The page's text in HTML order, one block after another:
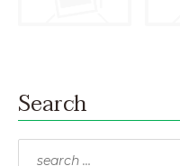
Search